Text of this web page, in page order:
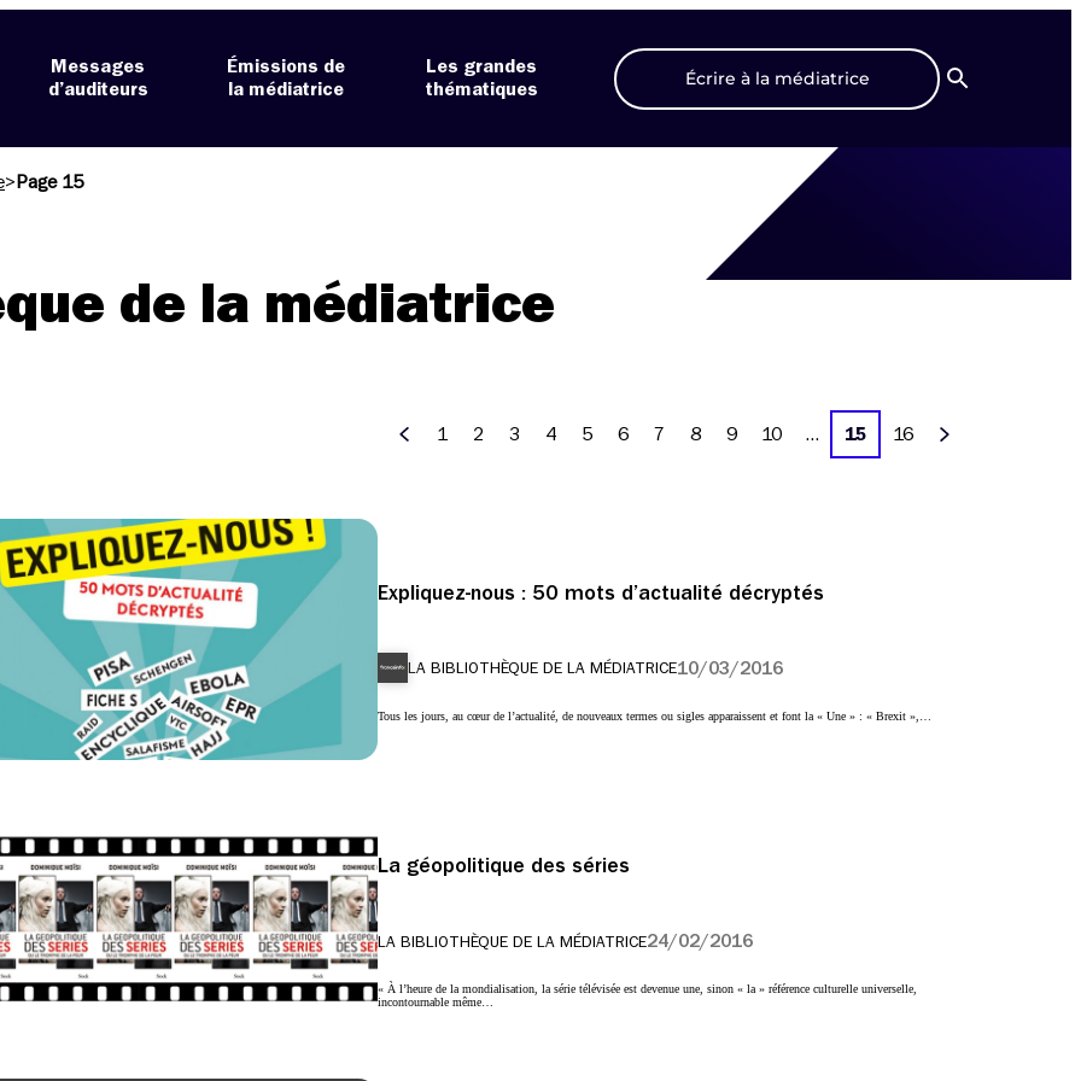
Messages
d’auditeurs
Émissions de
la médiatrice
Les grandes
thématiques
Écrire à la médiatrice
Recherche
> Page 15
de la médiatrice
1 2 3 4 5 6 7 8 9 10 … 15
16
Expliquez-nous : 50 mots d’actualité décryptés
LA BIBLIOTHÈQUE DE LA MÉDIATRICE10/03/2016
Tous les jours, au cœur de l’actualité, de nouveaux termes ou sigles apparaissent et font la « Une » : « Brexit »,…
La géopolitique des séries
LA BIBLIOTHÈQUE DE LA MÉDIATRICE24/02/2016
« À l’heure de la mondialisation, la série télévisée est devenue une, sinon « la » référence culturelle universelle,
incontournable même…